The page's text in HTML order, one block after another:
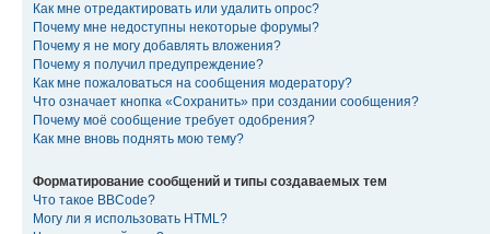
Как мне отредактировать или удалить опрос?
Почему мне недоступны некоторые форумы?
Почему я не могу добавлять вложения?
Почему я получил предупреждение?
Как мне пожаловаться на сообщения модератору?
Что означает кнопка «Сохранить» при создании сообщения?
Почему моё сообщение требует одобрения?
Как мне вновь поднять мою тему?
Форматирование сообщений и типы создаваемых тем
Что такое BBCode?
Могу ли я использовать HTML?